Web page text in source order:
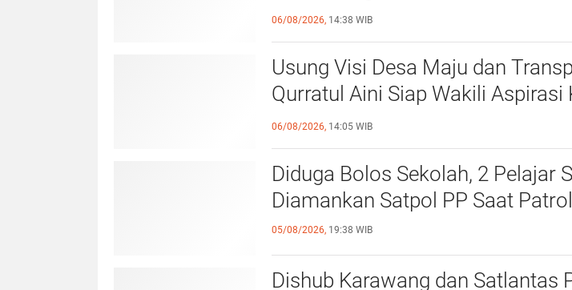
Hadirkan 4 Ruang Kelas Baru
06/08/2026, 14:38 WIB
Usung Visi Desa Maju dan
Qurratul Aini Siap Wakili Aspirasi
Perempuan di BPD Desa
06/08/2026, 14:05 WIB
Diduga Bolos Sekolah, 2 Pelajar
Diamankan Satpol PP Saat
05/08/2026, 19:38 WIB
Dishub Karawang dan Satlantas